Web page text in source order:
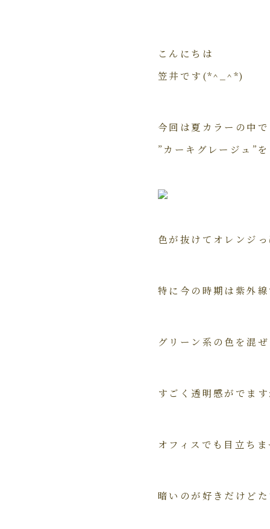
こんにちは
笠井です(*^_^*)
今回は夏カラーの中
”カーキグレージュ”
色が抜けてオレンジ
特に今の時期は紫外
グリーン系の色を混
すごく透明感がでま
オフィスでも目立ち
暗いのが好きだけど